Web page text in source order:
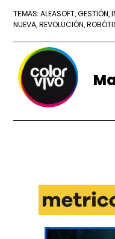
TEMAS:ALEASOFT ,GESTIÓN ,
NUEVA ,REVOLUCIÓN ,